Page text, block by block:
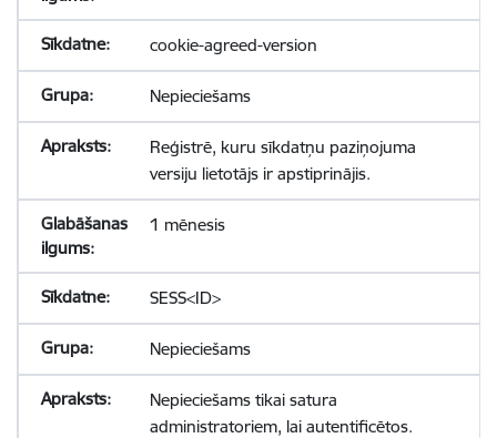
cookie-agreed-version
Nepieciešams
Reģistrē, kuru sīkdatņu paziņojuma
versiju lietotājs ir apstiprinājis.
1 mēnesis
SESS<ID>
Nepieciešams
Nepieciešams tikai satura
administratoriem, lai autentificētos.